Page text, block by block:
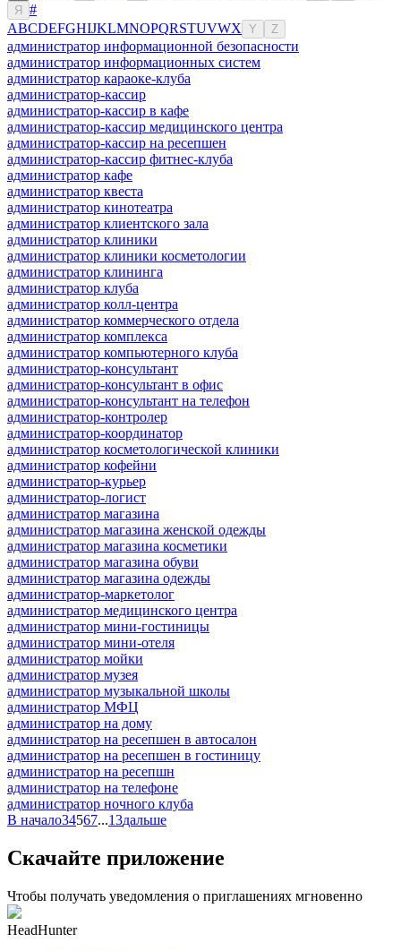
Я
#
ABCDEFGHIJKLMNOPQRSTUVWX Y Z
администратор информационной безопасности
администратор информационных систем
администратор караоке-клуба
администратор-кассир
администратор-кассир в кафе
администратор-кассир медицинского центра
администратор-кассир на ресепшен
администратор-кассир фитнес-клуба
администратор кафе
администратор квеста
администратор кинотеатра
администратор клиентского зала
администратор клиники
администратор клиники косметологии
администратор клининга
администратор клуба
администратор колл-центра
администратор коммерческого отдела
администратор комплекса
администратор компьютерного клуба
администратор-консультант
администратор-консультант в офис
администратор-консультант на телефон
администратор-контролер
администратор-координатор
администратор косметологической клиники
администратор кофейни
администратор-курьер
администратор-логист
администратор магазина
администратор магазина женской одежды
администратор магазина косметики
администратор магазина обуви
администратор магазина одежды
администратор-маркетолог
администратор медицинского центра
администратор мини-гостиницы
администратор мини-отеля
администратор мойки
администратор музея
администратор музыкальной школы
администратор МФЦ
администратор на дому
администратор на ресепшен в автосалон
администратор на ресепшен в гостиницу
администратор на ресепшн
администратор на телефоне
администратор ночного клуба
В начало34567...13дальше
Скачайте приложение
Чтобы получать уведомления о приглашениях мгновенно
HeadHunter